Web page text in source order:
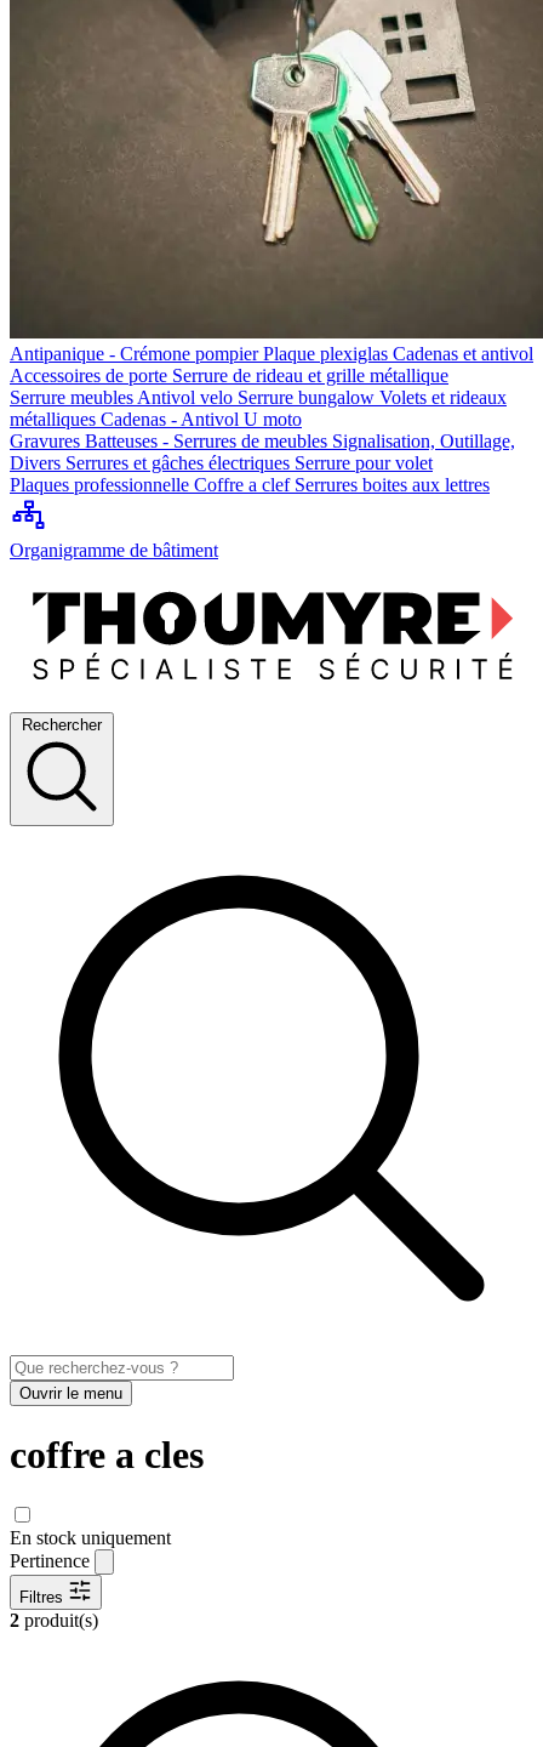
Antipanique - Crémone pompierPlaque plexiglas Cadenas et antivol
Accessoires de porte Serrure de rideau et grille métallique
Serrure meubles Antivol velo Serrure bungalow Volets et rideaux
métalliques Cadenas - Antivol U moto
Gravures Batteuses - Serrures de meubles Signalisation, Outillage,
Divers Serrures et gâches électriques Serrure pour volet
Plaques professionnelle Coffre a clef Serrures boites aux lettres
Organigramme de bâtiment
Rechercher
Ouvrir le menu
coffre a cles
En stock uniquement
Pertinence
Filtres
2 produit(s)